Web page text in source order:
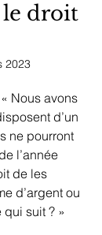
le droit
2023
Nous avons
d’un
ne pourront
l’année
de les
d’argent ou
qui suit ? »